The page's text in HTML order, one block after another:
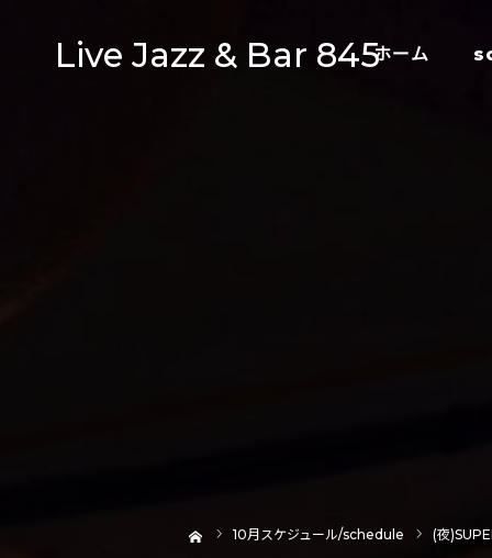
Live Jazz & Bar 845ホーム
10月スケジュール/schedule (夜